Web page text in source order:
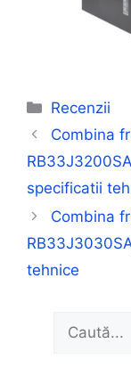
Categorii
Recenzii
Combina
specificatii
Combina
tehnice
după: